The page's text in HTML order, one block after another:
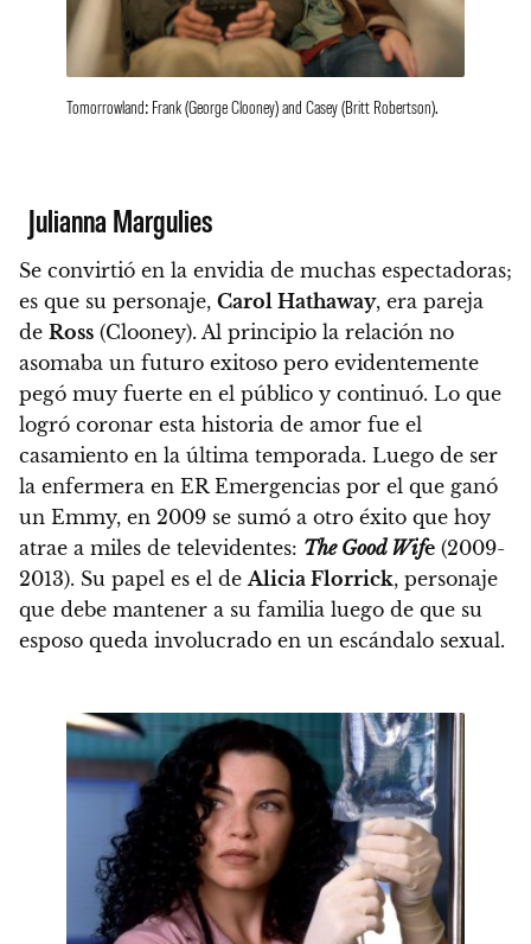
Tomorrowland: Frank (George Clooney) and Casey (Britt Robertson).
Julianna Margulies
Se convirtió en la envidia de muchas espectadoras;
es que su personaje, Carol Hathaway, era pareja
de Ross (Clooney). Al principio la relación no
asomaba un futuro exitoso pero evidentemente
pegó muy fuerte en el público y continuó. Lo que
logró coronar esta historia de amor fue el
casamiento en la última temporada. Luego de ser
la enfermera en ER Emergencias por el que ganó
un Emmy, en 2009 se sumó a otro éxito que hoy
atrae a miles de televidentes: The Good Wife (2009-
2013). Su papel es el de Alicia Florrick, personaje
que debe mantener a su familia luego de que su
esposo queda involucrado en un escándalo sexual.